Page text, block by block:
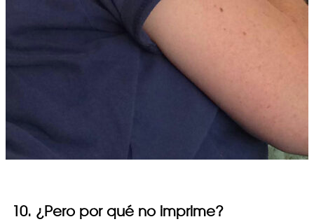
10. ¿Pero por qué no imprime?